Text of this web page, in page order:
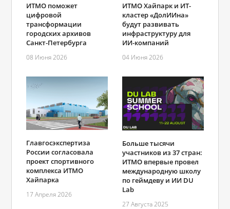
ИТМО поможет
цифровой
трансформации
городских архивов
Санкт-Петербурга
08 Июня 2026
ИТМО Хайпарк и ИТ-
кластер «ДолИИна»
будут развивать
инфраструктуру для
ИИ-компаний
04 Июня 2026
Главгосэкспертиза
России согласовала
проект спортивного
комплекса ИТМО
Хайпарка
17 Апреля 2026
Больше тысячи
участников из 37 стран:
ИТМО впервые провел
международную школу
по геймдеву и ИИ DU
Lab
27 Августа 2025